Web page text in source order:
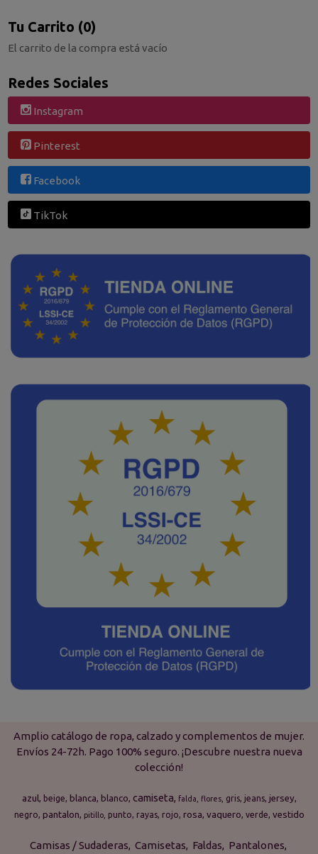
Tu Carrito (0)
El carrito de la compra está vacío
Redes Sociales
Instagram
Pinterest
Facebook
TikTok
Amplio catálogo de ropa, calzado y complementos de mujer.
Envíos 24-72h. Pago 100% seguro. ¡Descubre nuestra nueva
colección!
azul beige blanca blanco camiseta falda flores gris jeans jersey
negro pantalon pitillo punto rayas rojo rosa vaquero verde vestido
Camisas / Sudaderas Camisetas Faldas Pantalones